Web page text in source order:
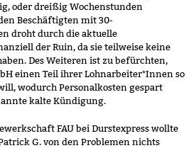
oder dreißig Wochenstunden
Beschäftigten mit 30-
droht durch die aktuelle
der Ruin, da sie teilweise keine
Des Weiteren ist zu befürchten,
einen Teil ihrer Lohnarbeiter*Innen so
wodurch Personalkosten gespart
kalte Kündigung.
FAU bei Durstexpress wollte
G. von den Problemen nichts